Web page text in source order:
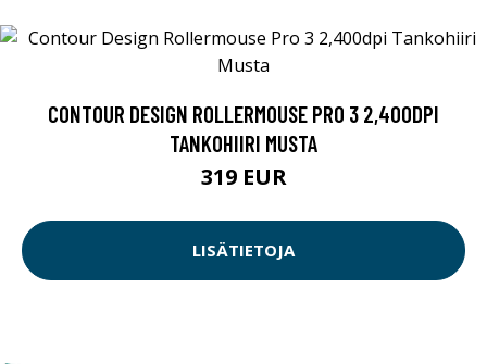
CONTOUR DESIGN ROLLERMOUSE PRO 3 2,400DPI
TANKOHIIRI MUSTA
319 EUR
LISÄTIETOJA